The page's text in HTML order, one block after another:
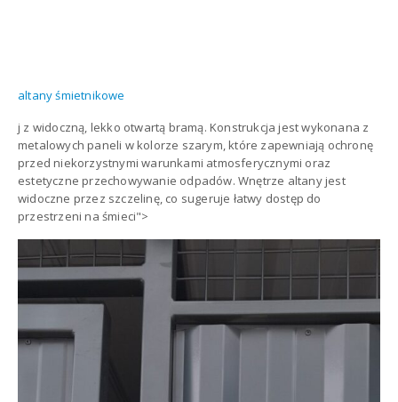
altany śmietnikowe
j z widoczną, lekko otwartą bramą. Konstrukcja jest wykonana z
metalowych paneli w kolorze szarym, które zapewniają ochronę
przed niekorzystnymi warunkami atmosferycznymi oraz
estetyczne przechowywanie odpadów. Wnętrze altany jest
widoczne przez szczelinę, co sugeruje łatwy dostęp do
przestrzeni na śmieci">